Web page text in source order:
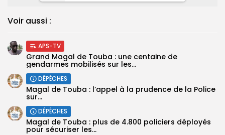
Voir aussi :
APS-TV
Grand Magal de Touba : une centaine de
gendarmes mobilisés sur les...
DÉPÊCHES
Magal de Touba : l’appel à la prudence de la Police
sur...
DÉPÊCHES
Magal de Touba : plus de 4.800 policiers déployés
pour sécuriser les...